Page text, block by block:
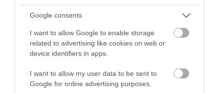
Google consents
I want to allow Google to enable storage
related to advertising like cookies on web or
device identifiers in apps.
I want to allow my user data to be sent to
Google for online advertising purposes.
Várhatóan a spanyol Playa Sa Caleta lesz idén a
legzsúfoltabb strand Európában
Vicente Sargues / Shutterstock.com
A lista másik végén, a legzsúfoltabb strandoknál a
spanyolországi Playa Sa Caleta szerepel